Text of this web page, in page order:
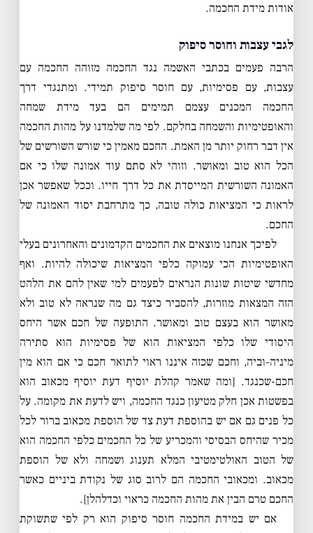
אודות מידת החכמה.
לגבי עצבות וחוסר סיפוק
הרבה פעמים בכתבי האשמה נגד החכמה מזוהה החכמה עם
עצבות, עם פסימיות, עם חוסר סיפוק תמידי. ומתנגדי דרך
החכמה המכנים עצמם תמימים הם בעד מידת שמחה
והאופטימיות והשמחה בחלקם. לפי מה שלמדנו על מהות החכמה
אין דבר רחוק יותר מן האמת. החכם מאמין כי שורש השורשים של
הכל הוא טוב ומאושר. וזוהי לא סתם עוד אמונה שלו כי אם
האמונה השורשית המייסדת את כל דרך חייו. וככל שאפשר אכן
לראות כי המציאות כולה טובה, כך מתרחבת יסוד האמונה של
החכם.
לפיכך אנחנו מוצאים את החכמים הקדמונים והאחרונים בעלי
האופטימיות הכי עמוקה כלפי המציאות שיכולה להיות. ואף
מחדשי שיטות שונות הנראים לפעמים למי שאין להם את הלהט
הזה המצאות מוזרות, להסביר כיצד גם מה שנראה לא טוב ולא
מאושר הוא בעצם טוב ומאושר. התופעה של חכם אשר היחס
היסודי שלו כלפי המציאות הוא של פסימיות הוא סתירה
מיניה-וביה, וחכם שכזה איננו ראוי לתואר חכם כי אם הוא מין
חכם-שכנגד. [ומה שאמר קהלת יוסיף דעת יוסיף מכאוב הוא
בפשטות אכן חלק מטיעון כנגד החכמה, ויש לדעת את מקומה. על
כל פנים גם אם יש בהוספת דעת צד של הוספת מכאוב ברור לכל
מכיר שהיחס הבסיסי והמכריע של כל החכמים כלפי החכמה הוא
של הטוב האולטימטיבי המלא תענוג ושמחה ולא של הוספת
מכאוב. ומכאובי החכמה הם לרוב סוג של נקודת ביניים כאשר
החכם טרם הבין את מהות החכמה כראוי וכדלהלן].
אם יש במידת החכמה חוסר סיפוק הוא רק לפי שתשוקת